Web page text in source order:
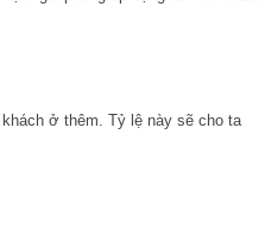
ở thêm. Tỷ lệ này sẽ cho ta